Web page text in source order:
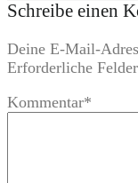
Schreibe einen
Deine E-Mail-
Erforderliche
Kommentar*